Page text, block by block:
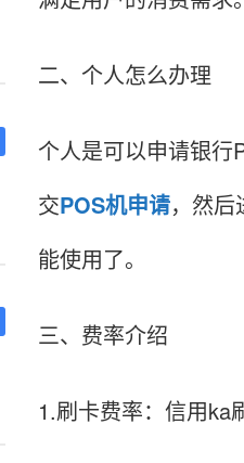
二、个人怎么办理
个人是可以申请银行
交POS机申请，然
能使用了。
三、费率介绍
1.刷卡费率：信用ka